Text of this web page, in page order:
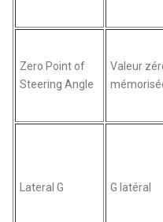
Zero Point of
Steering Angle
Valeur
Lateral G G latéral